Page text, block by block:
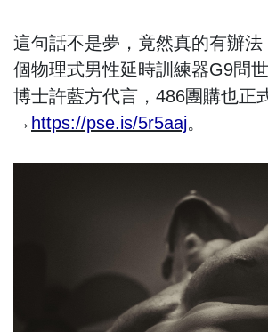
這句話不是夢，竟然真的有辦法
個物理式男性延時訓練器G9問
博士許藍方代言，486團購也正
→ https://pse.is/5r5aaj。